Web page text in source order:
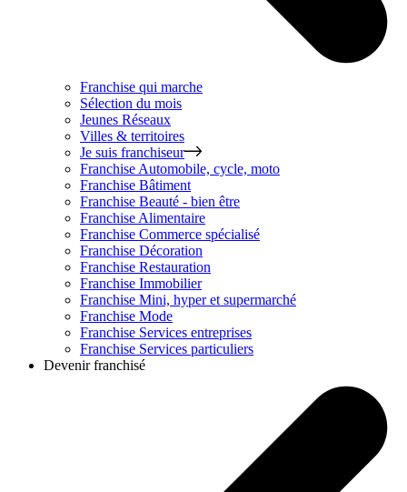
Franchise qui marche
Sélection du mois
Jeunes Réseaux
Villes & territoires
Je suis franchiseur
Franchise Automobile, cycle, moto
Franchise Bâtiment
Franchise Beauté - bien être
Franchise Alimentaire
Franchise Commerce spécialisé
Franchise Décoration
Franchise Restauration
Franchise Immobilier
Franchise Mini, hyper et supermarché
Franchise Mode
Franchise Services entreprises
Franchise Services particuliers
Devenir franchisé